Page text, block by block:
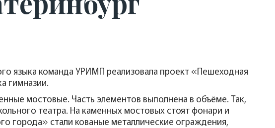
языка команда УРИМП реализовала проект «Пешеходная
гимназии.
мостовые. Часть элементов выполнена в объёме. Так,
театра. На каменных мостовых стоят фонари и
города» стали кованые металлические ограждения,